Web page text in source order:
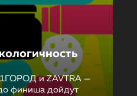
и ZAVTRA —
финиша дойдут